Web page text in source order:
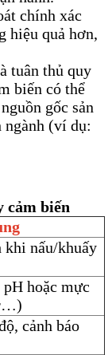
chính xác
hiệu quả hơn,
tuân thủ quy
biến có thể
gốc sản
ngành (ví dụ:
cảm biến
khi nấu/khuấy
hoặc mực
cảnh báo